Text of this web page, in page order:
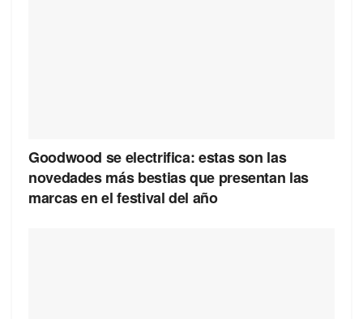
Goodwood se electrifica: estas son las
novedades más bestias que presentan las
marcas en el festival del año